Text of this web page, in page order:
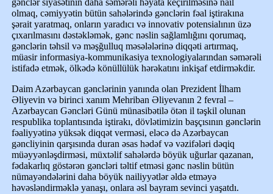
gənclər siyasətinin daha səmərəli həyata keçirilməsinə nail
olmaq, cəmiyyətin bütün sahələrində gənclərin fəal iştirakına
şərait yaratmaq, onların yaradıcı və innovativ potensialının üzə
çıxarılmasını dəstəkləmək, gənc nəslin sağlamlığını qorumaq,
gənclərin təhsil və məşğulluq məsələlərinə diqqəti artırmaq,
müasir informasiya-kommunikasiya texnologiyalarından səmərəli
istifadə etmək, ölkədə könüllülük hərəkatını inkişaf etdirməkdir.
Daim Azərbaycan gənclərinin yanında olan Prezident İlham
Əliyevin və birinci xanım Mehriban Əliyevanın 2 fevral –
Azərbaycan Gəncləri Günü münasibətilə ötən il təşkil olunan
respublika toplantısında iştirakı, dövlətimizin başçısının gənclərin
fəaliyyətinə yüksək diqqət verməsi, eləcə də Azərbaycan
gəncliyinin qarşısında duran əsas hədəf və vəzifələri dəqiq
müəyyənləşdirməsi, müxtəlif sahələrdə böyük uğurlar qazanan,
fədakarlıq göstərən gəncləri təltif etməsi gənc nəslin bütün
nümayəndələrini daha böyük nailiyyətlər əldə etməyə
həvəsləndirməklə yanaşı, onlara əsl bayram sevinci yaşatdı.